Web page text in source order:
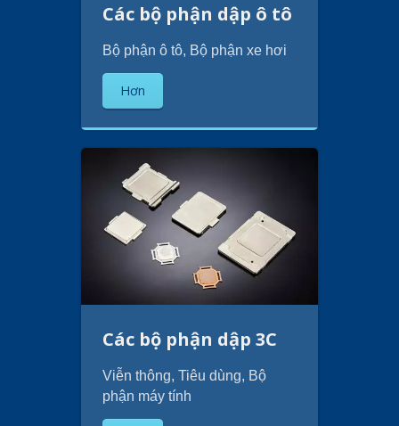
Các bộ phận dập ô tô
Bộ phận ô tô, Bộ phận xe hơi
Hơn
Các bộ phận dập 3C
Viễn thông, Tiêu dùng, Bộ
phận máy tính